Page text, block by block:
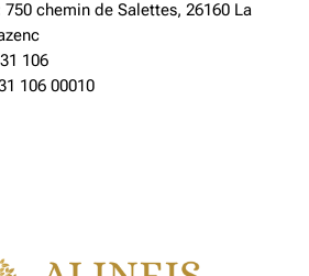
750 chemin de Salettes, 26160 La
106
106 00010